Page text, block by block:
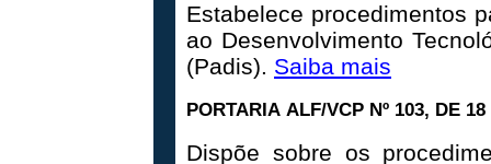
Estabelece procedimentos
ao Desenvolvimento
(Padis). Saiba mais
PORTARIA ALF/VCP Nº 103, DE
Dispõe sobre os